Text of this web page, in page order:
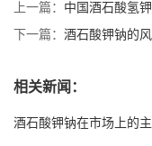
上一篇： 中国酒石酸氢
下一篇： 酒石酸钾钠的
相关新闻：
酒石酸钾钠在市场上的